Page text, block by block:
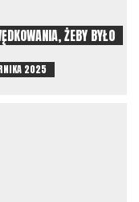
ŻEBY BYŁO
2025